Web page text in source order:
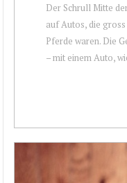
Der Schrull Mitte
auf Autos, die
Pferde waren. Die
– mit einem Auto,